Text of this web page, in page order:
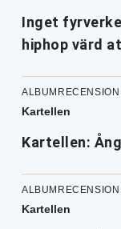
Inget
hiphop värd
Kartellen
Kartellen:
Kartellen